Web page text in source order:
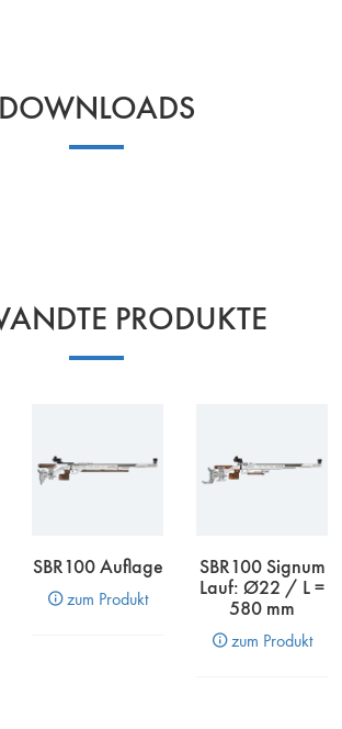
DOWNLOADS
PRODUKTE
SBR100 Auflage
zum Produkt
SBR100 Signum
Lauf: Ø22 / L =
580 mm
zum Produkt